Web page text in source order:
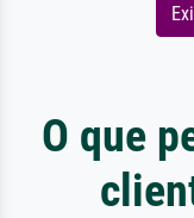
O que